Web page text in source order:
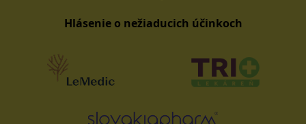
Hlásenie o nežiaducich účinkoch